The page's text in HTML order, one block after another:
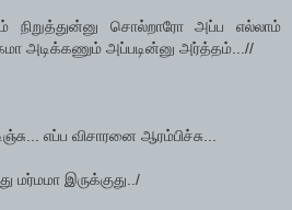
நிறுத்துன்னு சொல்றாரோ அப்ப எல்லாம்
அடிக்கணும் அப்படின்னு அர்த்தம்...//
எப்ப விசாரனை ஆரம்பிச்சு...
மர்மமா இருக்குது../